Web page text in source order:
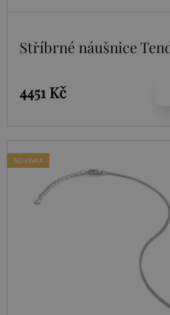
Stříbrné náušnice
4451 Kč
NOVINKA